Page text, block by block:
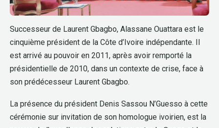
Successeur de Laurent Gbagbo, Alassane Ouattara est le
cinquième président de la Côte d’Ivoire indépendante. Il
est arrivé au pouvoir en 2011, après avoir remporté la
présidentielle de 2010, dans un contexte de crise, face à
son prédécesseur Laurent Gbagbo.
La présence du président Denis Sassou N’Guesso à cette
cérémonie sur invitation de son homologue ivoirien, est la